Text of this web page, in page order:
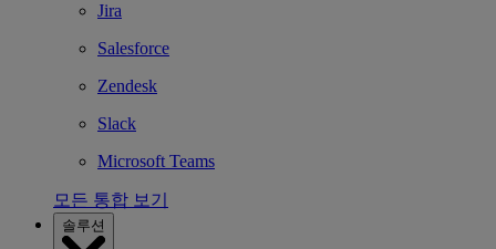
Jira
Salesforce
Zendesk
Slack
Microsoft Teams
모든 통합 보기
솔루션